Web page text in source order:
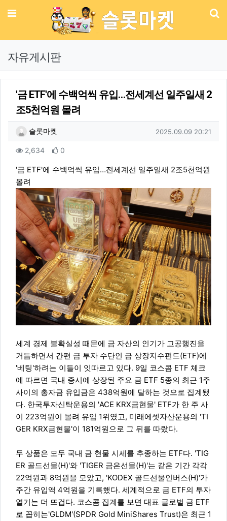
메뉴
자유게시판
'금 ETF'에 수백억씩 유입…전세계선 일주일새 2
조5천억원 몰려
작성자 정보
슬롯마켓 작성일
2025.09.09 20:21
컨텐츠 정보
2,634 조회 0
본문
'금 ETF'에 수백억씩 유입…전세계선 일주일새 2조5천억원
몰려
세계 경제 불확실성 때문에 금 자산의 인기가 고공행진을
거듭하면서 간편 금 투자 수단인 금 상장지수펀드(ETF)에
'베팅'하려는 이들이 잇따르고 있다. 9일 코스콤 ETF 체크
에 따르면 국내 증시에 상장된 주요 금 ETF 5종의 최근 1주
사이의 총자금 유입금은 438억원에 달하는 것으로 집계됐
다. 한국투자신탁운용의 'ACE KRX금현물' ETF가 한 주 사
이 223억원이 몰려 유입 1위였고, 미래에셋자산운용의 'TI
GER KRX금현물'이 181억원으로 그 뒤를 따랐다.
두 상품은 모두 국내 금 현물 시세를 추종하는 ETF다. 'TIG
ER 골드선물(H)'와 'TIGER 금은선물(H)'는 같은 기간 각각
22억원과 8억원을 모았고, 'KODEX 골드선물인버스(H)'가
주간 유입액 4억원을 기록했다. 세계적으로 금 ETF의 투자
열기는 더 뜨겁다. 코스콤 집계를 보면 대표 글로벌 금 ETF
로 꼽히는'GLDM'(SPDR Gold MiniShares Trust)은 최근 1